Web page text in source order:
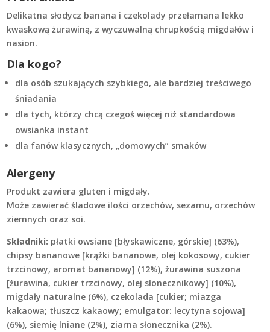
Delikatna słodycz banana i czekolady przełamana lekko
kwaskową żurawiną, z wyczuwalną chrupkością migdałów i
nasion.
Dla kogo?
dla osób szukających szybkiego, ale bardziej treściwego
śniadania
dla tych, którzy chcą czegoś więcej niż standardowa
owsianka instant
dla fanów klasycznych, „domowych” smaków
Alergeny
Produkt zawiera gluten i migdały.
Może zawierać śladowe ilości orzechów, sezamu, orzechów
ziemnych oraz soi.
Składniki: płatki owsiane [błyskawiczne, górskie] (63%),
chipsy bananowe [krążki bananowe, olej kokosowy, cukier
trzcinowy, aromat bananowy] (12%), żurawina suszona
[żurawina, cukier trzcinowy, olej słonecznikowy] (10%),
migdały naturalne (6%), czekolada [cukier; miazga
kakaowa; tłuszcz kakaowy; emulgator: lecytyna sojowa]
(6%), siemię lniane (2%), ziarna słonecznika (2%).